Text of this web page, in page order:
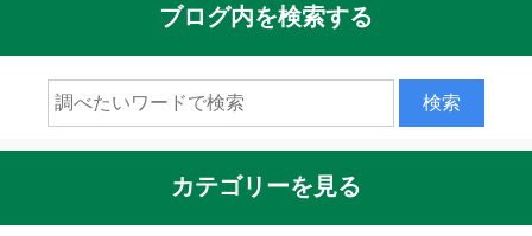
ブログ内を検索する
カテゴリーを見る